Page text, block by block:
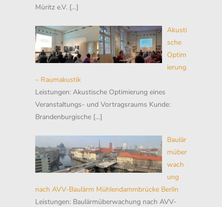
Müritz e.V. […]
Akusti
sche
Optim
ierung
– Raumakustik
Leistungen: Akustische Optimierung eines
Veranstaltungs- und Vortragsraums Kunde:
Brandenburgische […]
Baulär
müber
wach
ung
nach AVV-Baulärm Mühlendammbrücke Berlin
Leistungen: Baulärmüberwachung nach AVV-